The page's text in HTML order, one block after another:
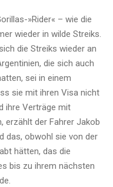
»Rider« – wie die
wieder in wilde Streiks.
die Streiks wieder an
die sich auch
sei in einem
sie mit ihren Visa nicht
ihre Verträge mit
erzählt der Fahrer Jakob
das, obwohl sie von der
hätten, das die
bis zu ihrem nächsten